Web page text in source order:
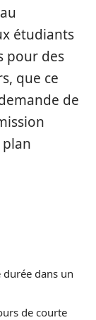
étudiants
pour des
que ce
de
dans un
de courte